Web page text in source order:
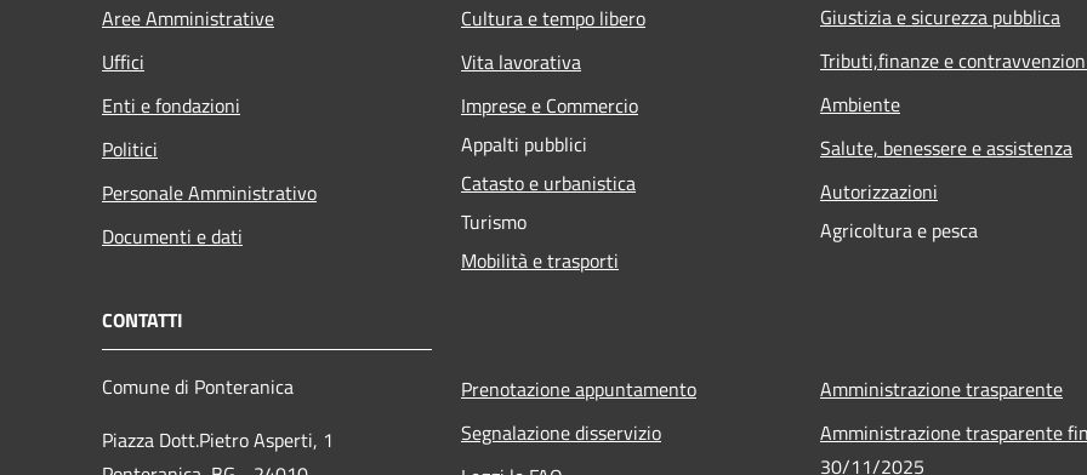
Aree Amministrative
Uffici
Enti e fondazioni
Politici
Personale Amministrativo
Documenti e dati
Cultura e tempo libero
Vita lavorativa
Imprese e Commercio
Appalti pubblici
Catasto e urbanistica
Turismo
Mobilità e trasporti
Giustizia e sicurezza pubblica
Tributi,finanze e
Ambiente
Salute, benessere e assistenza
Autorizzazioni
Agricoltura e pesca
CONTATTI
Comune di Ponteranica
Piazza Dott.Pietro Asperti, 1
Prenotazione appuntamento
Segnalazione disservizio
Amministrazione trasparente
Amministrazione trasparente
30/11/2025